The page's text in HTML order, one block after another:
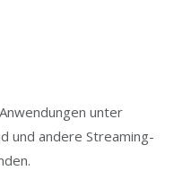
unter
und andere Streaming-